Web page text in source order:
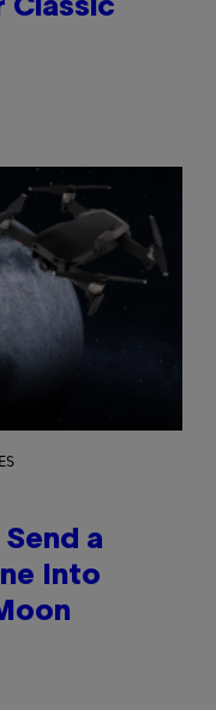
Classic
a
Into